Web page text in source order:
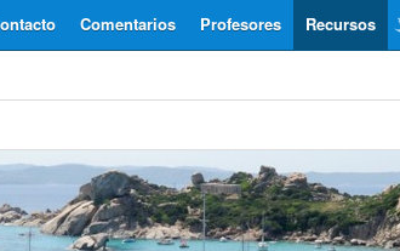
Recursos
Profesores
Comentarios